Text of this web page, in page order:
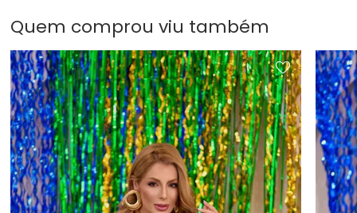
Quem comprou viu também